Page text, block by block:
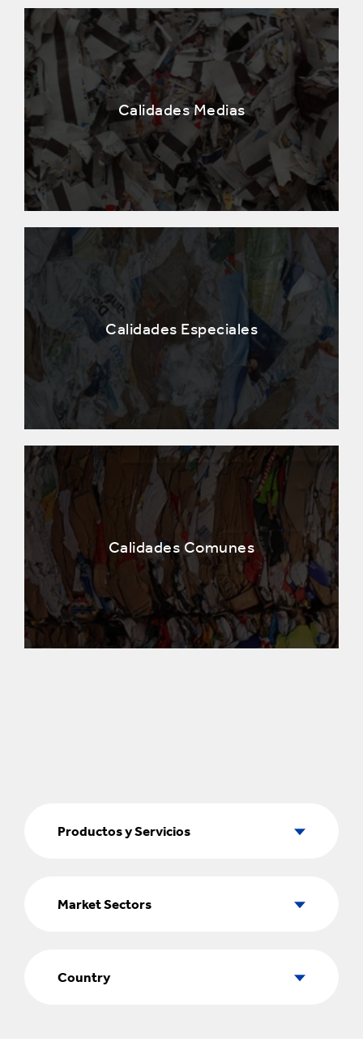
Calidades Medias
Calidades Especiales
Calidades Comunes
Productos y Servicios
SectorsMarket Sectors
Country